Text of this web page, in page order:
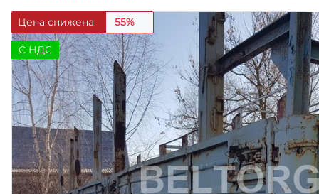
Цена снижена 55%
C НДС